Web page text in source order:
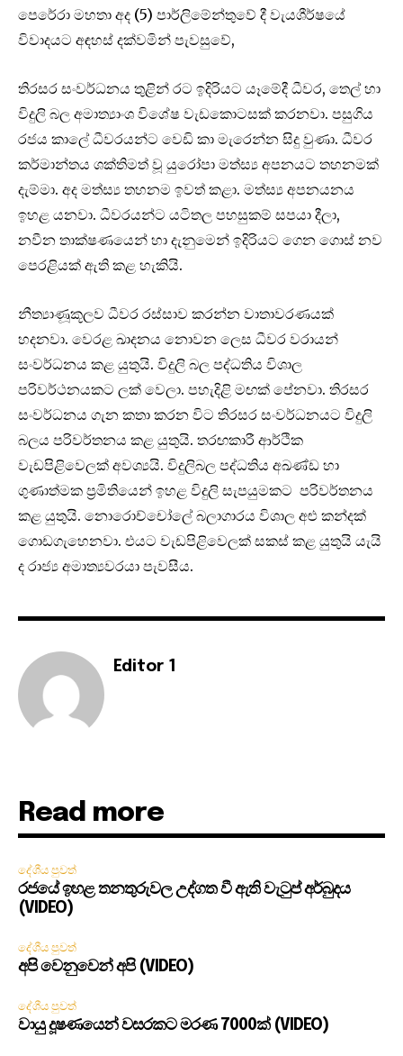
පෙරේරා මහතා අද (5) පාර්ලිමේන්තුවේ දී වැයශීර්ෂයේ
විවාදයට අඳහස් දක්වමින් පැවසුවේ,
තිරසර සංවර්ධනය තුළින් රට ඉදිරියට යෑමේදී ධීවර, තෙල් හා
විදුලි බල අමාත්‍යාංශ විශේෂ වැඩකොටසක් කරනවා. පසුගිය
රජය කාලේ ධීවරයන්ට වෙඩි කා මැරෙන්න සිදු වුණා. ධීවර
කර්මාන්තය ශක්තිමත් වූ යුරෝපා මත්ස්‍ය අපනයට තහනමක්
දැම්මා. අද මත්ස්‍ය තහනම ඉවත් කළා. මත්ස්‍ය අපනයනය
ඉහළ යනවා. ධීවරයන්ට යටිතල පහසුකම් සපයා දීලා,
නවීන තාක්ෂණයෙන් හා දැනුමෙන් ඉදිරියට ගෙන ගොස් නව
පෙරළියක් ඇති කළ හැකියි.
නීත්‍යාණූකූලව ධීවර රස්සාව කරන්න වාතාවරණයක්
හදනවා. වෙරළ ඛාදනය නොවන ලෙස ධීවර වරායන්
සංවර්ධනය කළ යුතුයි. විදුලි බල පද්ධතිය විශාල
පරිවර්ථනයකට ලක් වෙලා. පහැදිළි මඟක් පේනවා. තිරසර
සංවර්ධනය ගැන කතා කරන විට තිරසර සංවර්ධනයට විදුලි
බලය පරිවර්තනය කළ යුතුයි. තරඟකාරී ආර්ථික
වැඩපිළිවෙලක් අවශ්‍යයි. විදුලිබල පද්ධතිය අඛණ්ඩ හා
ගුණාත්මක ප්‍රමිතියෙන් ඉහළ විදුලි සැපයුමකට පරිවර්තනය
කළ යුතුයි. නොරොච්චෝලේ බලාගාරය විශාල අළු කන්දක්
ගොඩගැහෙනවා. එයට වැඩපිළිවෙලක් සකස් කළ යුතුයි යැයි
ද රාජ්‍ය අමාත්‍යවරයා පැවසීය.
Editor 1
Read more
දේශීය පුවත්
රජයේ ඉහළ තනතුරුවල උද්ගත වී ඇති වැටුප් අර්බුදය
(VIDEO)
දේශීය පුවත්
අපි වෙනුවෙන් අපි (VIDEO)
දේශීය පුවත්
වායු දූෂණයෙන් වසරකට මරණ 7000ක් (VIDEO)